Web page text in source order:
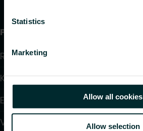
Statistics
Marketing
Allow all cookies
Allow selection
Produkter
Radiatorer
Konvektorer og Viftekonvektorer
Elektrisk styring
Vannbasert regulering